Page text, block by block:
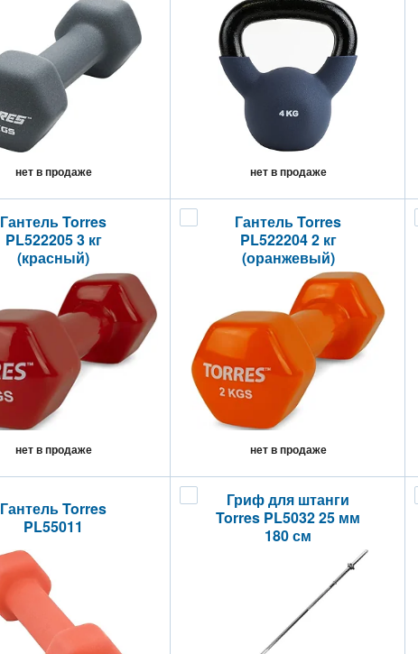
нет в продаже нет в продаже
Гантель Torres
PL522205 3 кг
(красный)
нет в продаже
Гантель Torres
PL522204 2 кг
(оранжевый)
нет в продаже
Гантель Torres
PL55011
Гриф для штанги
Torres PL5032 25 мм
180 см